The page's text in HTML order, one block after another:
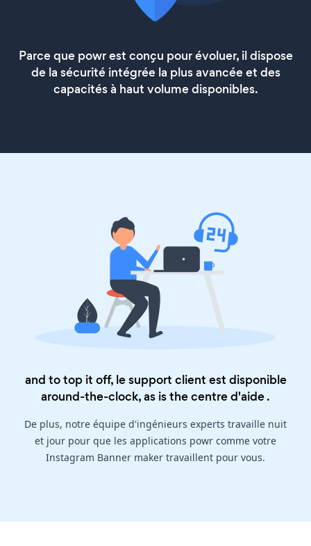
Parce que powr est conçu pour évoluer, il dispose
de la sécurité intégrée la plus avancée et des
capacités à haut volume disponibles.
and to top it off, le support client est disponible
around-the-clock, as is thecentre d'aide.
De plus, notre équipe d'ingénieurs experts travaille nuit
et jour pour que les applications powr comme votre
Instagram Banner maker travaillent pour vous.